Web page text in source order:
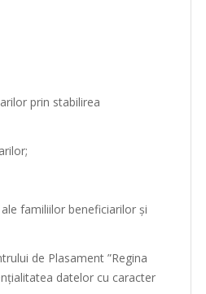
prin stabilirea
familiilor beneficiarilor şi
de Plasament ”Regina
datelor cu caracter